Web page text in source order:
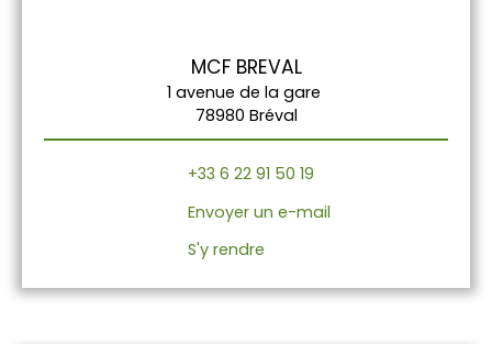
MCF BREVAL
1 avenue de la gare
78980 Bréval
+33 6 22 91 50 19
Envoyer un e-mail
S'y rendre